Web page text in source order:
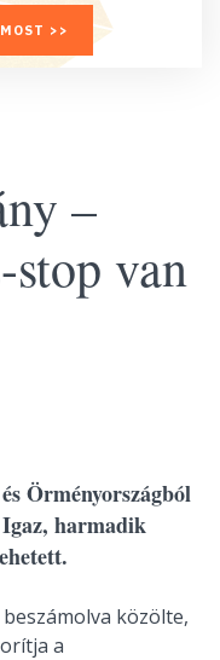
>>
–
stop van
Örményországból
harmadik
közölte,
a